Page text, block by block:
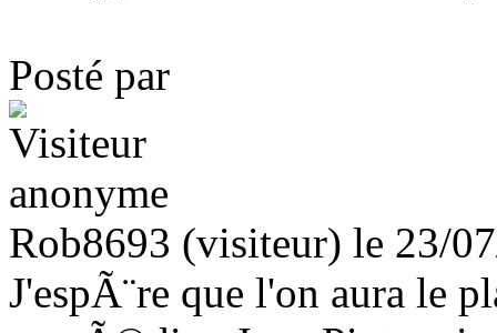
Posté par
Rob8693 (visiteur) le 23/
J'espÃ¨re que l'on aura le